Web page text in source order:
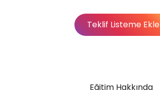
Teklif Listeme Ekle
Eğitim Hakkında